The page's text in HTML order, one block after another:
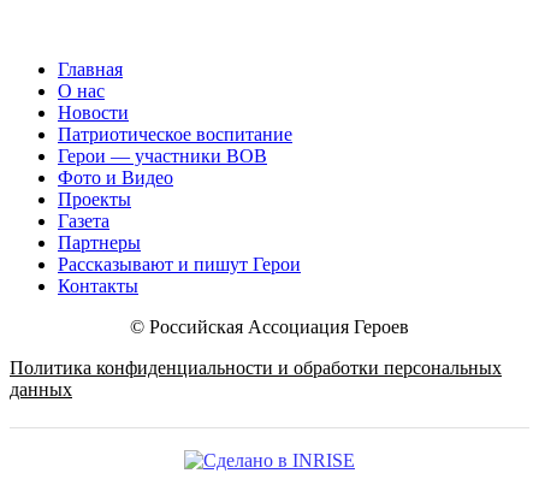
Главная
О нас
Новости
Патриотическое воспитание
Герои — участники ВОВ
Фото и Видео
Проекты
Газета
Партнеры
Рассказывают и пишут Герои
Контакты
© Российская Ассоциация Героев
Политика конфиденциальности и обработки персональных
данных